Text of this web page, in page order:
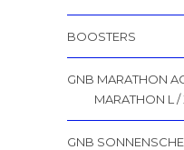
BOOSTERS
GNB MARATHON
MARATHON L
GNB